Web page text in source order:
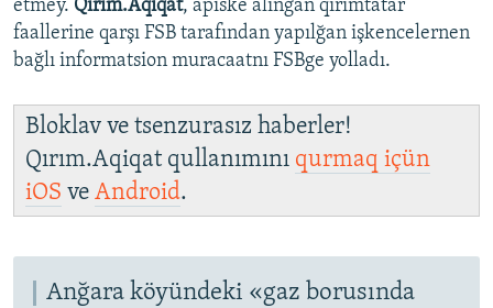
etmey. Qırım.Aqiqat, apiske alınğan qırımtatar
faallerine qarşı FSB tarafından yapılğan işkencelernen
bağlı informatsion muracaatnı FSBge yolladı.
Bloklav ve tsenzurasız haberler!
Qırım.Aqiqat qullanımını qurmaq içün
iOS ve Android.
Anğara köyündeki «gaz borusında